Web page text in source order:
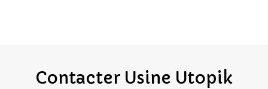
Contacter Usine Utopik